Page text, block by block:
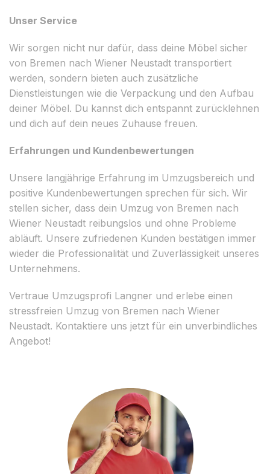
Unser Service
Wir sorgen nicht nur dafür, dass deine Möbel sicher
von Bremen nach Wiener Neustadt transportiert
werden, sondern bieten auch zusätzliche
Dienstleistungen wie die Verpackung und den Aufbau
deiner Möbel. Du kannst dich entspannt zurücklehnen
und dich auf dein neues Zuhause freuen.
Erfahrungen und Kundenbewertungen
Unsere langjährige Erfahrung im Umzugsbereich und
positive Kundenbewertungen sprechen für sich. Wir
stellen sicher, dass dein Umzug von Bremen nach
Wiener Neustadt reibungslos und ohne Probleme
abläuft. Unsere zufriedenen Kunden bestätigen immer
wieder die Professionalität und Zuverlässigkeit unseres
Unternehmens.
Vertraue Umzugsprofi Langner und erlebe einen
stressfreien Umzug von Bremen nach Wiener
Neustadt. Kontaktiere uns jetzt für ein unverbindliches
Angebot!